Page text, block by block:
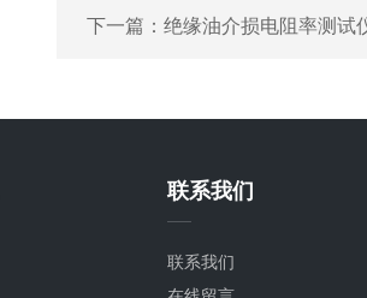
下一篇： 绝缘油介损电阻率测试
联系我们
联系我们